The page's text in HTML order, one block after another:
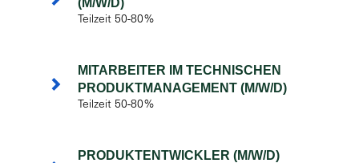
(M/W/D)
Teilzeit 50-80%
MITARBEITER IM TECHNISCHEN
PRODUKTMANAGEMENT (M/W/D)
Teilzeit 50-80%
PRODUKTENTWICKLER (M/W/D)